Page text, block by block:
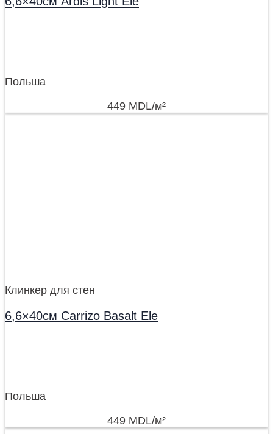
Польша
449 MDL/м²
Клинкер для стен
6,6×40см Carrizo Basalt Ele
Польша
449 MDL/м²